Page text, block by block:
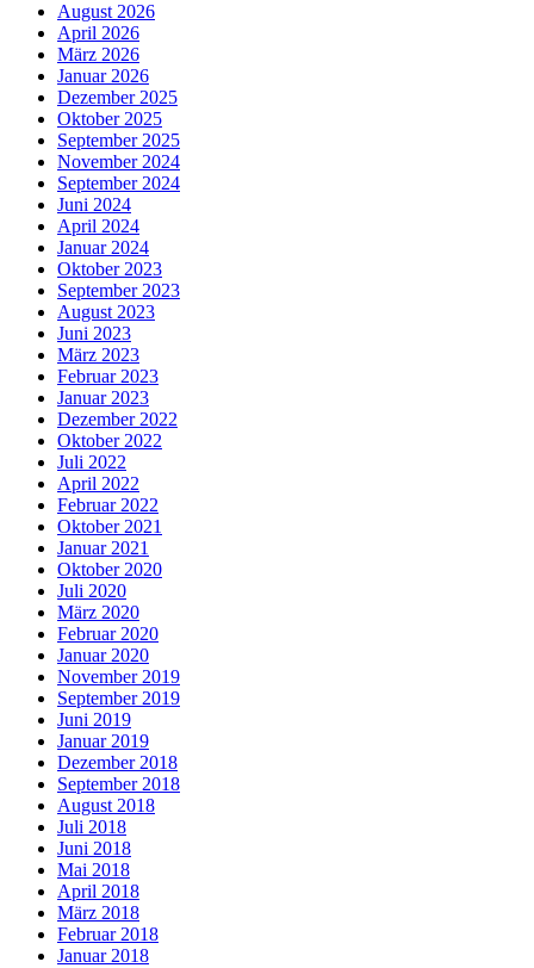
August 2026
April 2026
März 2026
Januar 2026
Dezember 2025
Oktober 2025
September 2025
November 2024
September 2024
Juni 2024
April 2024
Januar 2024
Oktober 2023
September 2023
August 2023
Juni 2023
März 2023
Februar 2023
Januar 2023
Dezember 2022
Oktober 2022
Juli 2022
April 2022
Februar 2022
Oktober 2021
Januar 2021
Oktober 2020
Juli 2020
März 2020
Februar 2020
Januar 2020
November 2019
September 2019
Juni 2019
Januar 2019
Dezember 2018
September 2018
August 2018
Juli 2018
Juni 2018
Mai 2018
April 2018
März 2018
Februar 2018
Januar 2018